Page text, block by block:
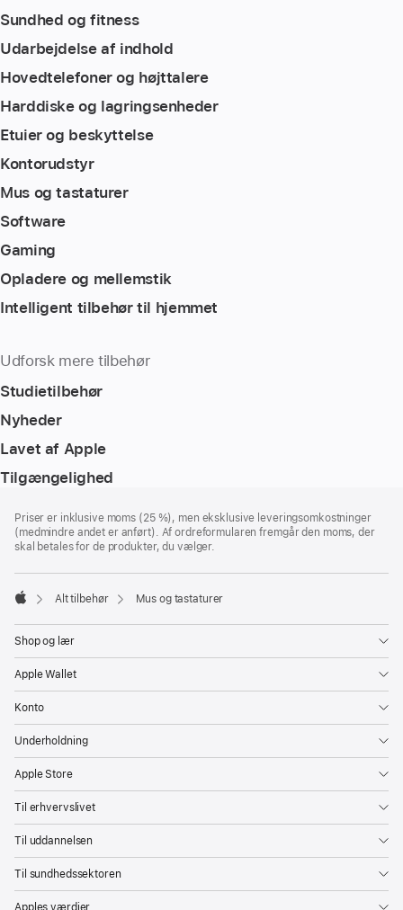
Sundhed og fitness
Udarbejdelse af indhold
Hovedtelefoner og højttalere
Harddiske og lagringsenheder
Etuier og beskyttelse
Kontorudstyr
Mus og tastaturer
Software
Gaming
Opladere og mellemstik
Intelligent tilbehør til hjemmet
Udforsk mere tilbehør
Studietilbehør
Nyheder
Lavet af Apple
Tilgængelighed
Priser er inklusive moms (25 %), men eksklusive leveringsomkostninger
(medmindre andet er anført). Af ordreformularen fremgår den moms, der
skal betales for de produkter, du vælger.
Alt tilbehør Mus og tastaturer
Shop og lær
Apple Wallet
Konto
Underholdning
Apple Store
Til erhvervslivet
Til uddannelsen
Til sundhedssektoren
Apples værdier